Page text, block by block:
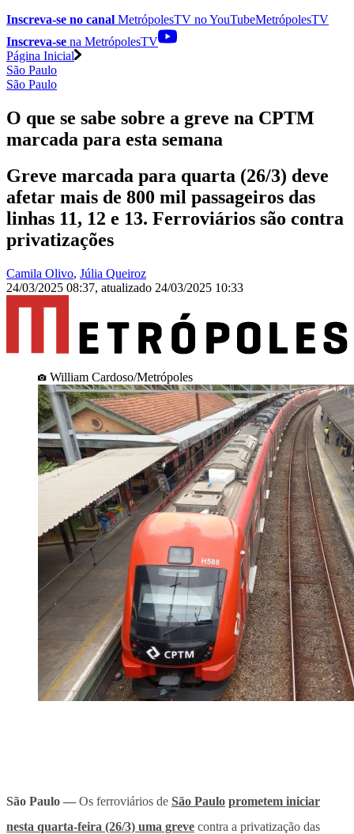
Inscreva-se no canal MetrópolesTV noYouTubeMetrópolesTV
Inscreva-se na MetrópolesTV
Página Inicial
São Paulo
São Paulo
O que se sabe sobre a greve na CPTM
marcada para esta semana
Greve marcada para quarta (26/3) deve
afetar mais de 800 mil passageiros das
linhas 11, 12 e 13. Ferroviários são contra
privatizações
Camila Olivo, Júlia Queiroz
24/03/2025 08:37, atualizado 24/03/2025 10:33
William Cardoso/Metrópoles
São Paulo — Os ferroviários de São Paulo prometem iniciar
nesta quarta-feira (26/3) uma greve contra a privatização das